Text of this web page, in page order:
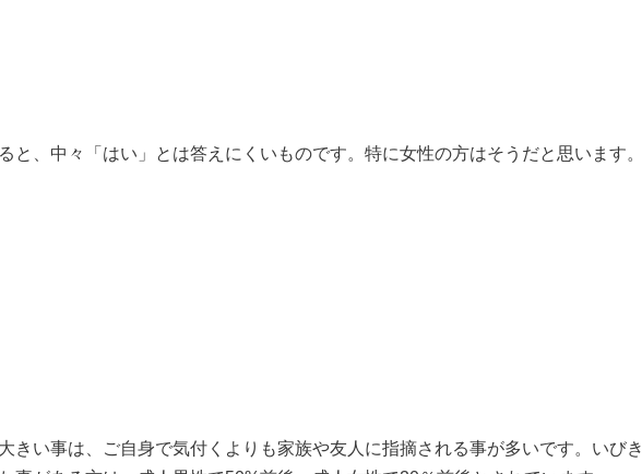
と、中々「はい」とは答えにくいものです。特に女性の方はそうだと思います。
きい事は、ご自身で気付くよりも家族や友人に指摘される事が多いです。いびき